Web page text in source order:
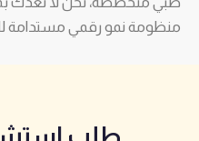
منظومة نمو رقمي مستدامة
طلب